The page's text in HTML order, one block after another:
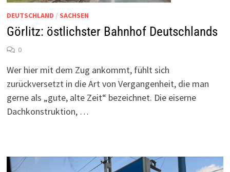
DEUTSCHLAND / SACHSEN
Görlitz: östlichster Bahnhof Deutschlands
0
Wer hier mit dem Zug ankommt, fühlt sich
zurückversetzt in die Art von Vergangenheit, die man
gerne als „gute, alte Zeit“ bezeichnet. Die eiserne
Dachkonstruktion, …